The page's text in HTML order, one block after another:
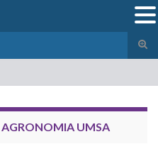
el
AGRONOMIA UMSA